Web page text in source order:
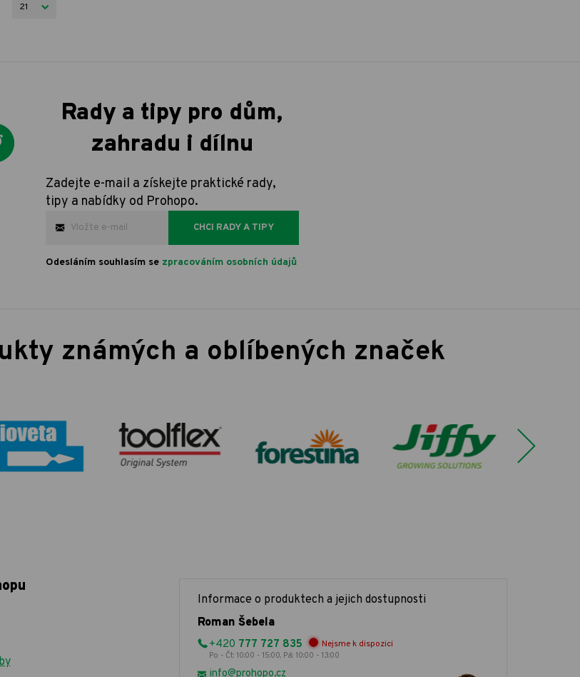
Rady a tipy pro dům,
zahradu i dílnu
Zadejte e-mail a získejte praktické rady,
tipy a nabídky od Prohopo.
CHCI RADY A TIPY
Odesláním souhlasím se zpracováním osobních údajů
známých a oblíbených značek
Informace o produktech a jejich dostupnosti
Roman Šebela
+420 777 727 835 Nejsme k dispozici
Po - Čt: 10:00 - 15:00, Pá: 10:00 - 13:00
info@prohopo.cz